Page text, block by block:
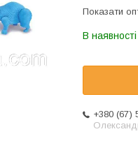
Показати
В наявності
+380 (67)